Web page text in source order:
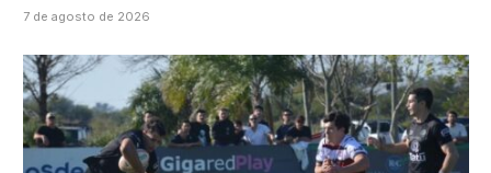
7 de agosto de 2026